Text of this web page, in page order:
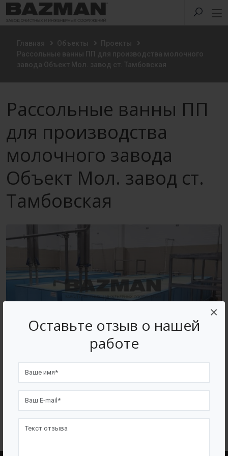
Оставьте отзыв о нашей
работе
×
Главная Объекты
Проекты
Рассольные ванны ПП для производства молочного
завода Объект Мол. завод ст. Тамбовская
Рассольные ванны ПП
для производства
молочного завода
Объект Мол. завод ст.
Тамбовская